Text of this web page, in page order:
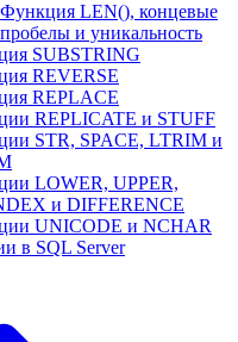
Функция LEN(), концевые
пробелы и уникальность
SUBSTRING
REVERSE
REPLACE
REPLICATE и STUFF
STR, SPACE, LTRIM и
LOWER, UPPER,
и DIFFERENCE
UNICODE и NCHAR
в SQL Server